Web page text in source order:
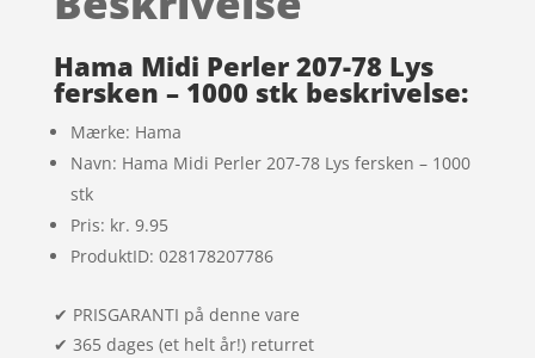
mmelser
Hama Midi Perler 207-78 Lys
fersken – 1000 stk beskrivelse:
Mærke: Hama
Navn: Hama Midi Perler 207-78 Lys fersken – 1000
stk
Pris: kr. 9.95
ProduktID: 028178207786
✔ PRISGARANTI på denne vare
✔ 365 dages (et helt år!) returret